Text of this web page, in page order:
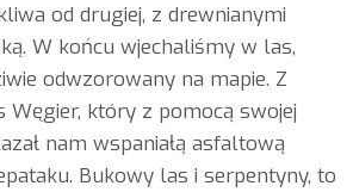
od drugiej, z drewnianymi
W końcu wjechaliśmy w las,
odwzorowany na mapie. Z
Węgier, który z pomocą swojej
nam wspaniałą asfaltową
Bukowy las i serpentyny, to